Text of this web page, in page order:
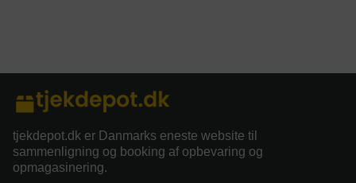
tjekdepot.dk er Danmarks eneste website til
sammenligning og booking af opbevaring og
opmagasinering.